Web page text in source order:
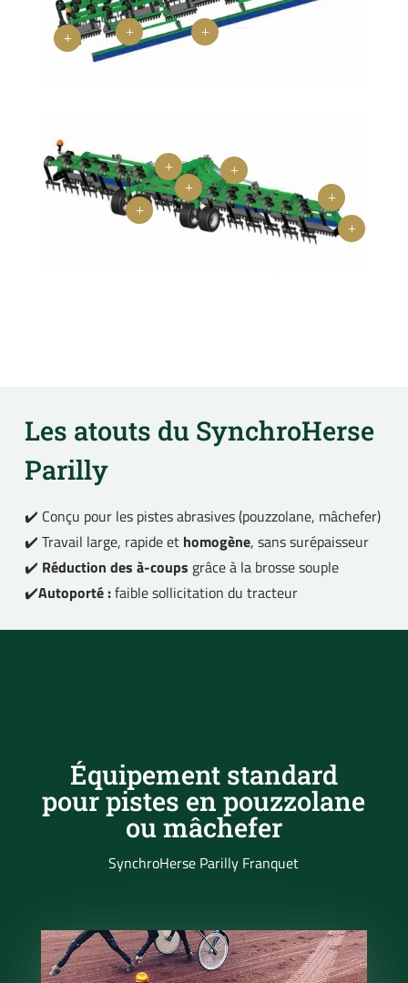
L
L L
L
L
L
L
L
L
Les atouts du SynchroHerse
Parilly
✔️ Conçu pour les pistes abrasives (pouzzolane, mâchefer)
✔️ Travail large, rapide et homogène, sans surépaisseur
✔️ Réduction des à-coups grâce à la brosse souple
✔️Autoporté :faible sollicitation du tracteur
Équipement standard
pour pistes en pouzzolane
ou mâchefer
SynchroHerse Parilly Franquet